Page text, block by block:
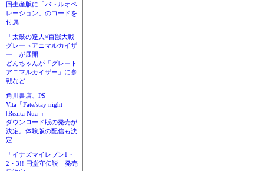
回生産版に「バトルオペ
レーション」のコードを
付属
「太鼓の達人×百獣大戦
グレートアニマルカイザ
ー」が展開
どんちゃんが「グレート
アニマルカイザー」に参
戦など
角川書店、PS
Vita「Fate/stay night
[Realta Nua]」
ダウンロード版の発売が
決定。体験版の配信も決
定
「イナズマイレブン1・
2・3!! 円堂守伝説」発売